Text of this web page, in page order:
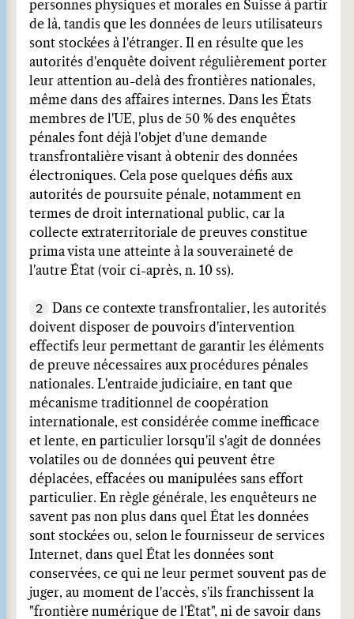
personnes physiques et morales en Suisse à partir
de là, tandis que les données de leurs utilisateurs
sont stockées à l'étranger. Il en résulte que les
autorités d'enquête doivent régulièrement porter
leur attention au-delà des frontières nationales,
même dans des affaires internes. Dans les États
membres de l'UE, plus de 50 % des enquêtes
pénales font déjà l'objet d'une demande
transfrontalière visant à obtenir des données
électroniques. Cela pose quelques défis aux
autorités de poursuite pénale, notamment en
termes de droit international public, car la
collecte extraterritoriale de preuves constitue
prima vista une atteinte à la souveraineté de
l'autre État (voir ci-après, n. 10 ss).
2
Dans ce contexte transfrontalier, les autorités
doivent disposer de pouvoirs d'intervention
effectifs leur permettant de garantir les éléments
de preuve nécessaires aux procédures pénales
nationales. L'entraide judiciaire, en tant que
mécanisme traditionnel de coopération
internationale, est considérée comme inefficace
et lente, en particulier lorsqu'il s'agit de données
volatiles ou de données qui peuvent être
déplacées, effacées ou manipulées sans effort
particulier. En règle générale, les enquêteurs ne
savent pas non plus dans quel État les données
sont stockées ou, selon le fournisseur de services
Internet, dans quel État les données sont
conservées, ce qui ne leur permet souvent pas de
juger, au moment de l'accès, s'ils franchissent la
"frontière numérique de l'État", ni de savoir dans